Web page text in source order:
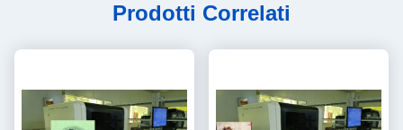
Prodotti Correlati